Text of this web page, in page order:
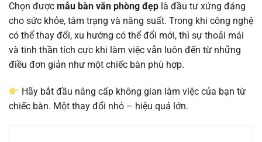
Chọn được mẫu bàn văn phòng đẹp là đầu tư xứng đáng
cho sức khỏe, tâm trạng và năng suất. Trong khi công nghệ
có thể thay đổi, xu hướng có thể đổi mới, thì sự thoải mái
và tinh thần tích cực khi làm việc vẫn luôn đến từ những
điều đơn giản như một chiếc bàn phù hợp.
Hãy bắt đầu nâng cấp không gian làm việc của bạn từ
chiếc bàn. Một thay đổi nhỏ – hiệu quả lớn.